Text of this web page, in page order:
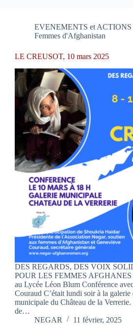
EVENEMENTS et ACTIONS
Femmes d'Afghanistan
LE CREUSOT, 10 mars 2025
DES REGARDS, DES VOIX
POUR LES FEMMES
au Lycée Léon Blum Conférence
Couraud C’était lundi soir à la galerie
municipale du Château de la Verrerie.
de…
NEGAR
11 février, 2025